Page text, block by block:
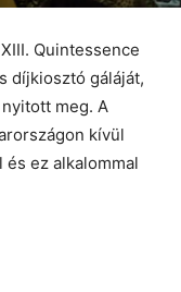
Quintessence
díjkiosztó gáláját,
meg. A
kívül
és ez alkalommal